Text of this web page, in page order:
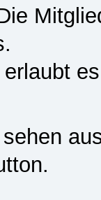
erlaubt